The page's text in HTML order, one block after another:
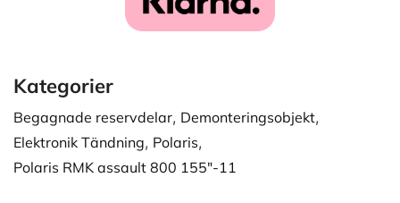
Kategorier
Begagnade reservdelar, Demonteringsobjekt,
Elektronik Tändning, Polaris,
Polaris RMK assault 800 155"-11